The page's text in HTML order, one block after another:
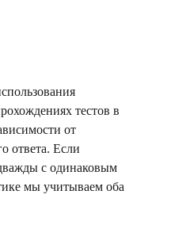
тестов в
от
ответа. Если
с одинаковым
мы учитываем оба